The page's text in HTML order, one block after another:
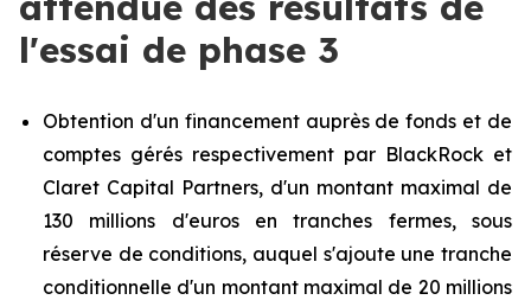
l'essai de phase 3
Obtention d'un financement auprès de fonds et de
comptes gérés respectivement par BlackRock et
Claret Capital Partners, d'un montant maximal de
130 millions d'euros en tranches fermes, sous
réserve de conditions, auquel s'ajoute une tranche
conditionnelle d'un montant maximal de 20 millions